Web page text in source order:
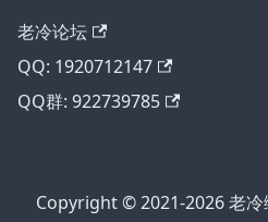
老冷论坛
QQ: 1920712147
QQ群: 922739785
Copyright © 2021-2026 老